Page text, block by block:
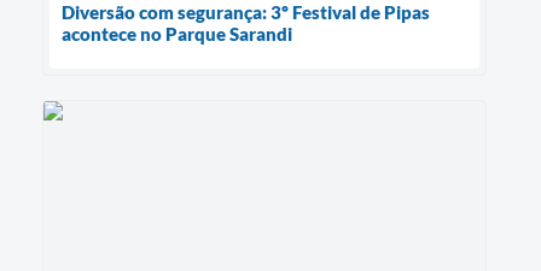
Diversão com segurança: 3º Festival de Pipas
acontece no Parque Sarandi